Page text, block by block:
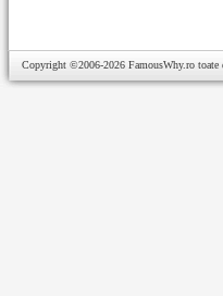
Copyright ©2006-2026 FamousWhy.ro toate